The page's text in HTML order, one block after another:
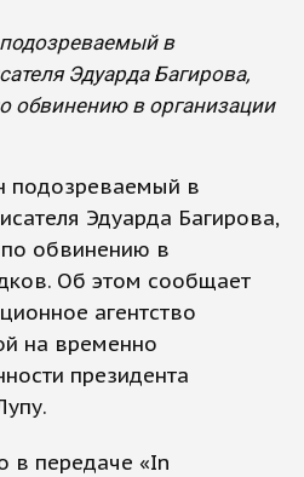
в
Эдуарда Багирова,
обвинению в организации
подозреваемый в
Эдуарда Багирова,
по обвинению в
Об этом сообщает
агентство
на временно
президента
в передаче «In